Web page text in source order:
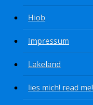
Hiob
Impressum
Lakeland
lies mich! read me!